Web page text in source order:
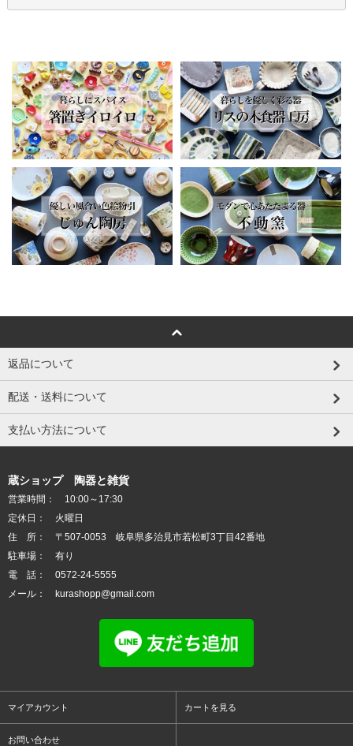
返品について
配送・送料について
支払い方法について
蔵ショップ 陶器と雑貨
営業時間： 10:00～17:30
定休日： 火曜日
住 所： 〒507-0053 岐阜県多治見市若松町3丁目42番地
駐車場： 有り
電 話： 0572-24-5555
メール： kurashopp@gmail.com
マイアカウント カートを見る
お問い合わせ